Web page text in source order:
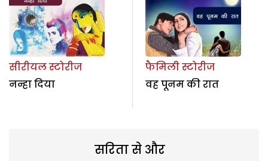
सीरीयल स्टोरीज
नन्हा दिया
फैमिली स्टोरीज
वह पूनम की रात
सरिता से और